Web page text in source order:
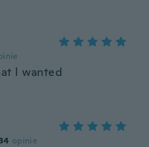
I wanted
opinie